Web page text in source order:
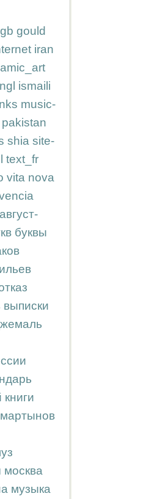
gb gould
iran
ismaili
music-
pakistan
shia site-
text_fr
vita nova
август-
буквы
выписки
книги
мартынов
москва
музыка